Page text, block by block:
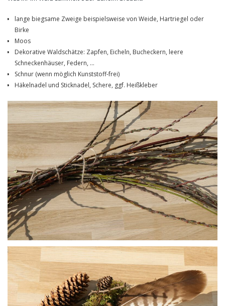
lange biegsame Zweige beispielsweise von Weide, Hartriegel oder
Birke
Moos
Dekorative Waldschätze: Zapfen, Eicheln, Bucheckern, leere
Schneckenhäuser, Federn, …
Schnur (wenn möglich Kunststoff-frei)
Häkelnadel und Sticknadel, Schere, ggf. Heißkleber